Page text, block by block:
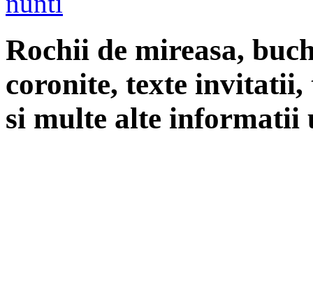
Rochii de mireasa,
coronite, texte
si multe alte informatii